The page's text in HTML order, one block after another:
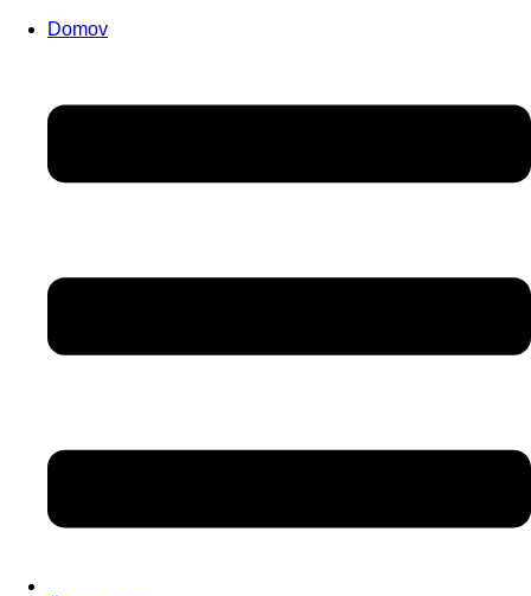
Domov